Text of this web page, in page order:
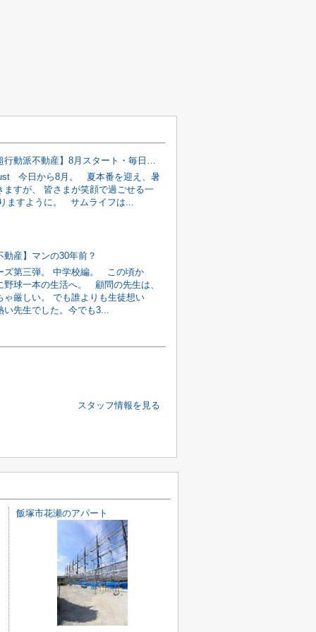
【飯塚市超行動派不動産】8月スタート・毎日暑い
今日から8月。 夏本番を迎え、暑
ますが、 皆さまが笑顔で過ごせる一
ますように。 サムライフは...
動産】マンの30年前？
ズ第三弾。 中学校編。 この頃か
野球一本の生活へ。 顧問の先生は、
ゃ厳しい。 でも誰よりも生徒想い
い先生でした。今でも3...
スタッフ情報を見る
飯塚市花瀬のアパート